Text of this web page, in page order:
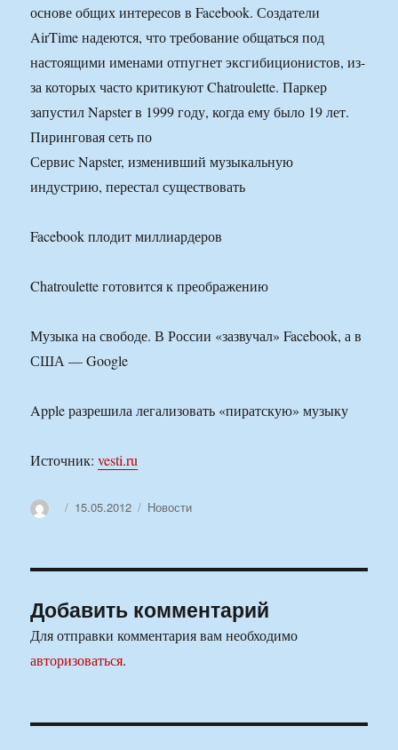
основе общих интересов в Facebook. Создатели
AirTime надеются, что требование общаться под
настоящими именами отпугнет эксгибиционистов, из-
за которых часто критикуют Chatroulette. Паркер
запустил Napster в 1999 году, когда ему было 19 лет.
Пиринговая сеть по
Сервис Napster, изменивший музыкальную
индустрию, перестал существовать
Facebook плодит миллиардеров
Chatroulette готовится к преображению
Музыка на свободе. В России «зазвучал» Facebook, а в
США — Google
Apple разрешила легализовать «пиратскую» музыку
Источник:vesti.ru
АвторОпубликовано
15.05.2012 Рубрики
Новости
Добавить комментарий
Для отправки комментария вам необходимо
авторизоваться.